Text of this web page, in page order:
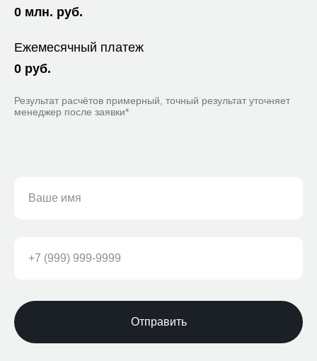
0 млн. руб.
Ежемесячный платеж
0 руб.
Результат расчётов примерный, точный результат уточняет
менеджер после заявки*
Отправить